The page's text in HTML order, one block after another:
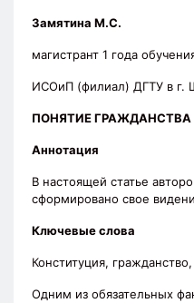
Замятина М.С.
магистрант 1 года
ИСОиП (филиал) ДГТУ в г.
ПОНЯТИЕ
Аннотация
В настоящей статье
сформировано свое
Ключевые слова
Конституция,
Одним из обязательных